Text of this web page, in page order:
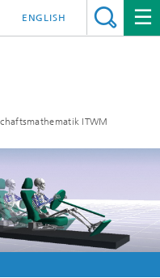
ITWM
ENGLISH